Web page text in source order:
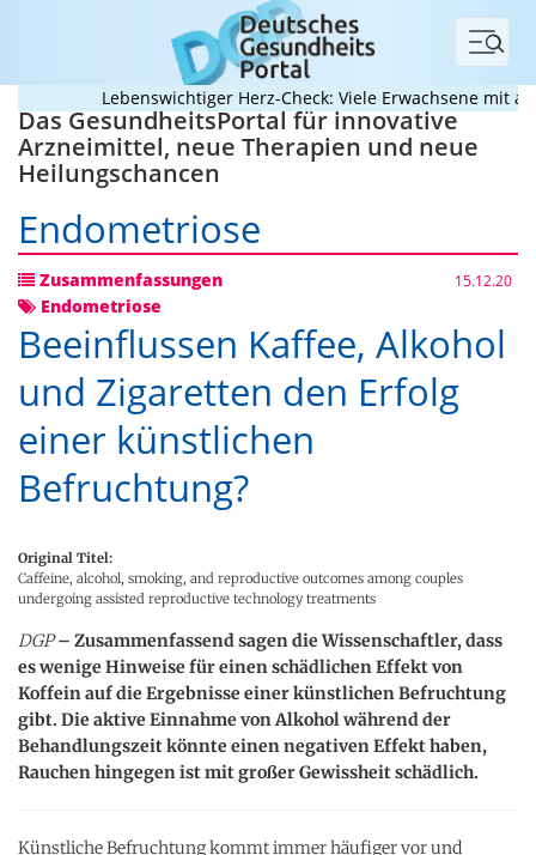
Menü
Lebenswichtiger Herz-Check: Viele Erwachsene mit
Das GesundheitsPortal für innovative
Arzneimittel, neue Therapien und neue
Heilungschancen
Endometriose
Zusammenfassungen 15.12.20
Endometriose
Beeinflussen Kaffee, Alkohol
und Zigaretten den Erfolg
einer künstlichen
Befruchtung?
Original Titel:
Caffeine, alcohol, smoking, and reproductive outcomes among couples
undergoing assisted reproductive technology treatments
DGP– Zusammenfassend sagen die Wissenschaftler, dass
es wenige Hinweise für einen schädlichen Effekt von
Koffein auf die Ergebnisse einer künstlichen Befruchtung
gibt. Die aktive Einnahme von Alkohol während der
Behandlungszeit könnte einen negativen Effekt haben,
Rauchen hingegen ist mit großer Gewissheit schädlich.
Künstliche Befruchtung kommt immer häufiger vor und